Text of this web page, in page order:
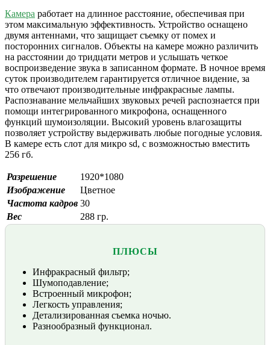
Камера работает на длинное расстояние, обеспечивая при
этом максимальную эффективность. Устройство оснащено
двумя антеннами, что защищает съемку от помех и
посторонних сигналов. Объекты на камере можно различить
на расстоянии до тридцати метров и услышать четкое
воспроизведение звука в записанном формате. В ночное время
суток производителем гарантируется отличное видение, за
что отвечают производительные инфракрасные лампы.
Распознавание мельчайших звуковых речей распознается при
помощи интегрированного микрофона, оснащенного
функций шумоизоляции. Высокий уровень влагозащиты
позволяет устройству выдерживать любые погодные условия.
В камере есть слот для микро sd, с возможностью вместить
256 гб.
Разрешение
1920*1080
Изображение
Цветное
Частота кадров 30
Вес
288 гр.
ПЛЮСЫ
Инфракрасный фильтр;
Шумоподавление;
Встроенный микрофон;
Легкость управления;
Детализированная съемка ночью.
Разнообразный функционал.